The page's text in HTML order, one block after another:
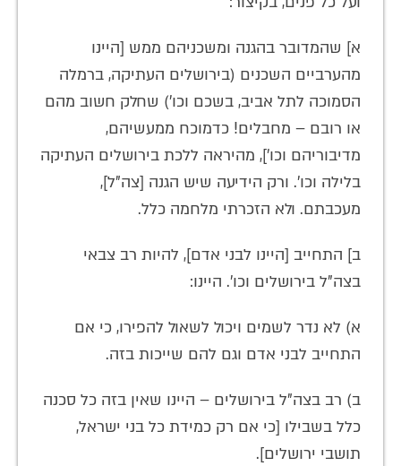
א] שהמדובר בהגנה ומשכניהם ממש [היינו
מהערביים השכנים (בירושלים העתיקה, ברמלה
הסמוכה לתל אביב, בשכם וכו') שחלק חשוב מהם
או רובם – מחבלים! כדמוכח ממעשיהם,
מדיבוריהם וכו'], מהיראה ללכת בירושלים העתיקה
בלילה וכו'. ורק הידיעה שיש הגנה [צה"ל],
מעכבתם. ולא הזכרתי מלחמה כלל.
ב] התחייב [היינו לבני אדם], להיות רב צבאי
בצה"ל בירושלים וכו'. היינו:
א) לא נדר לשמים ויכול לשאול להפירו, כי אם
התחייב לבני אדם וגם להם שייכות בזה.
ב) רב בצה"ל בירושלים – היינו שאין בזה כל סכנה
כלל בשבילו [כי אם רק כמידת כל בני ישראל,
תושבי ירושלים].